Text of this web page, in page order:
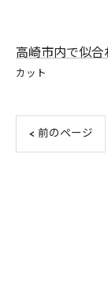
高崎市内で似
カット
< 前のページ